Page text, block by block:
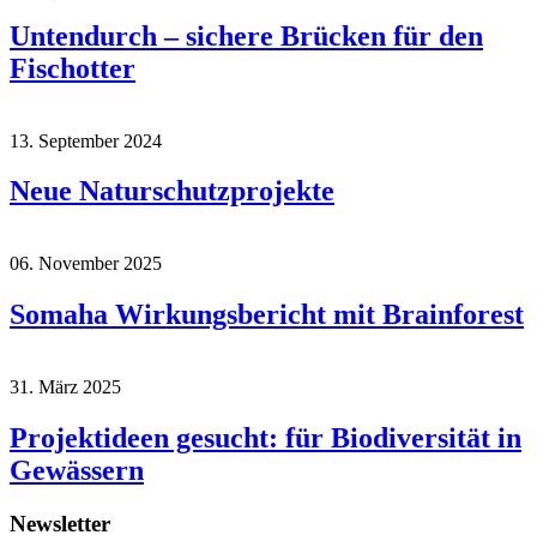
Untendurch – sichere Brücken für den
Fischotter
13. September 2024
Neue Naturschutzprojekte
06. November 2025
Somaha Wirkungsbericht mit Brainforest
31. März 2025
Projektideen gesucht: für Biodiversität in
Gewässern
Newsletter